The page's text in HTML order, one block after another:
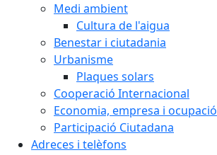
Medi ambient
Cultura de l'aigua
Benestar i ciutadania
Urbanisme
Plaques solars
Cooperació Internacional
Economia, empresa i ocupació
Participació Ciutadana
Adreces i telèfons